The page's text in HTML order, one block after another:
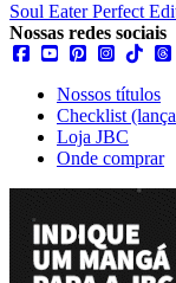
Soul Eater Perfect
Nossas redes sociais
Nossos títulos
Checklist
Loja JBC
Onde comprar